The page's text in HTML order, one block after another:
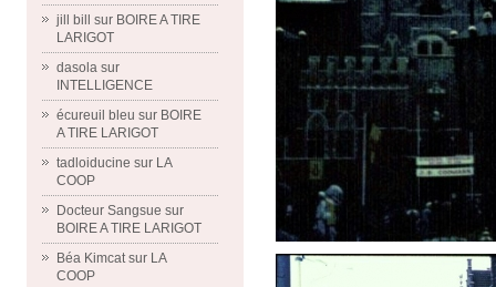
jill bill
sur BOIRE A TIRE
LARIGOT
dasola sur
INTELLIGENCE
écureuil bleu sur BOIRE
A TIRE LARIGOT
tadloiducine sur LA
COOP
Docteur Sangsue sur
BOIRE A TIRE LARIGOT
Béa Kimcatsur LA
COOP